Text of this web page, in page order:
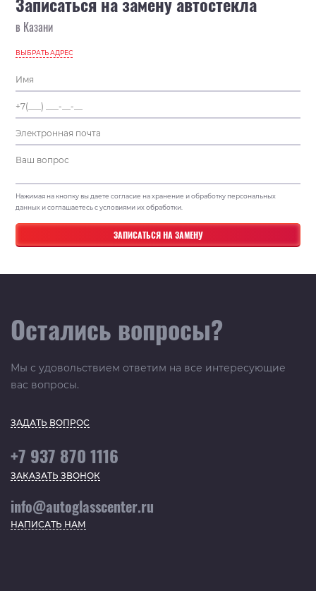
в Казани
ВЫБРАТЬ АДРЕС
Нажимая на кнопку вы даете согласие на хранение и обработку персональных
данных и соглашаетесь с условиями их обработки.
Остались вопросы?
Мы с удовольствием ответим на все интересующие
вас вопросы.
ЗАДАТЬ ВОПРОС
+7 937 870 1116
ЗАКАЗАТЬ ЗВОНОК
info@autoglasscenter.ru
НАПИСАТЬ НАМ